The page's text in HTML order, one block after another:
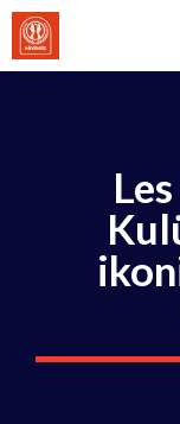
İçeriğe
atla